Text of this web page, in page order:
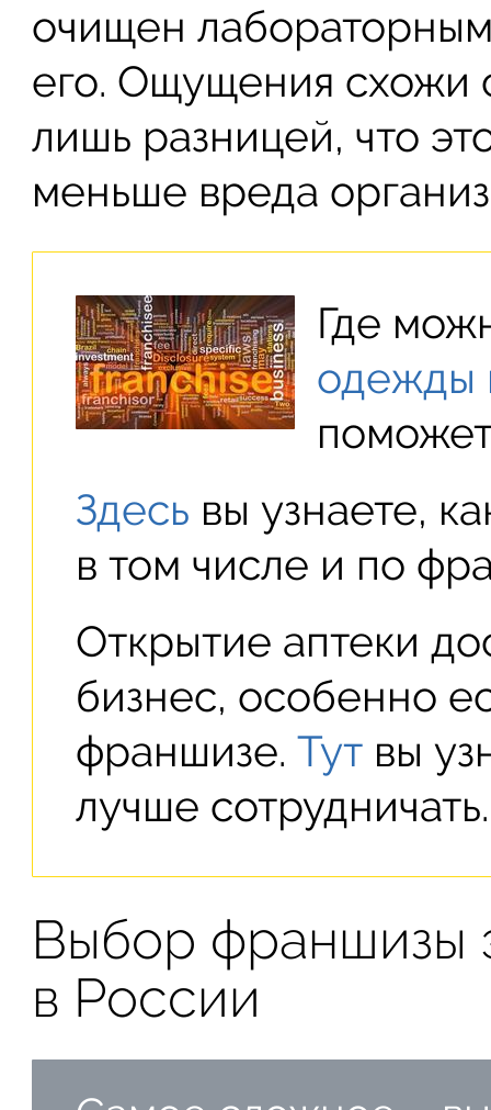
очищен
его. Ощущения схожи
лишь разницей, что
меньше вреда
Где
одежды
Здесь вы узнаете,
в том числе и по
Открытие аптеки
бизнес, особенно
франшизе.Тут вы
лучше сотрудничать.
Выбор франшизы
в России